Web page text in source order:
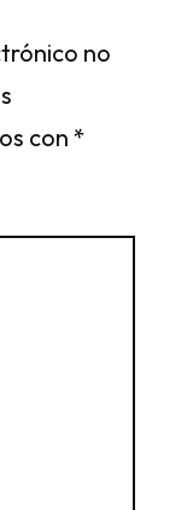
no
con *